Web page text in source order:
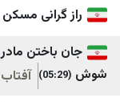
الأفضل نيوز
ZNN
مسکن چیست؟ (05:30)
مادر و فرزند در
آفتاب نیوز